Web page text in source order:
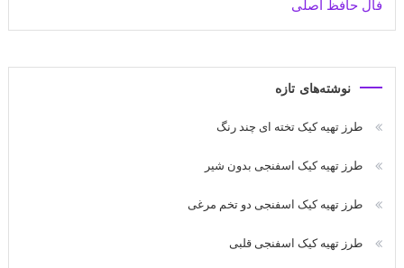
فال حافظ اصلی
نوشته‌های تازه
طرز تهیه کیک تخته ای چند رنگ
طرز تهیه کیک اسفنجی بدون شیر
طرز تهیه کیک اسفنجی دو تخم مرغی
طرز تهیه کیک اسفنجی قلبی